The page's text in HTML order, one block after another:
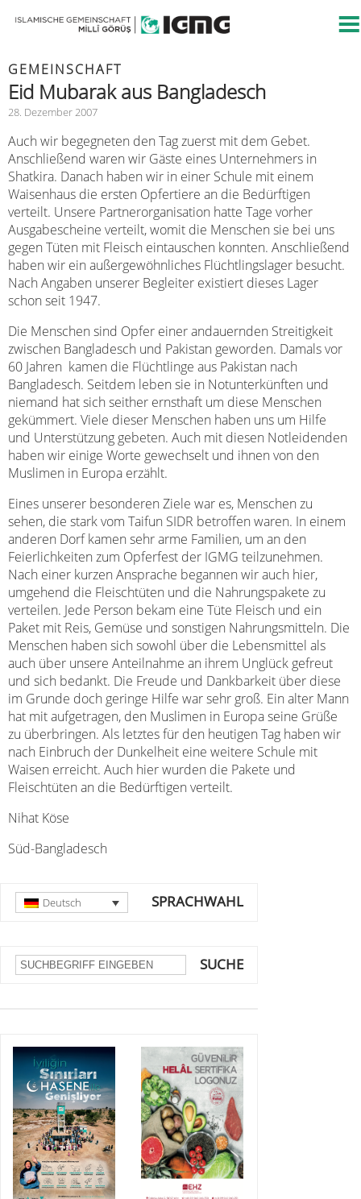
GEMEINSCHAFT
Eid Mubarak aus Bangladesch
28. Dezember 2007
Auch wir begegneten den Tag zuerst mit dem Gebet.
Anschließend waren wir Gäste eines Unternehmers in
Shatkira. Danach haben wir in einer Schule mit einem
Waisenhaus die ersten Opfertiere an die Bedürftigen
verteilt. Unsere Partnerorganisation hatte Tage vorher
Ausgabescheine verteilt, womit die Menschen sie bei uns
gegen Tüten mit Fleisch eintauschen konnten. Anschließend
haben wir ein außergewöhnliches Flüchtlingslager besucht.
Nach Angaben unserer Begleiter existiert dieses Lager
schon seit 1947.
Die Menschen sind Opfer einer andauernden Streitigkeit
zwischen Bangladesch und Pakistan geworden. Damals vor
60 Jahren kamen die Flüchtlinge aus Pakistan nach
Bangladesch. Seitdem leben sie in Notunterkünften und
niemand hat sich seither ernsthaft um diese Menschen
gekümmert. Viele dieser Menschen haben uns um Hilfe
und Unterstützung gebeten. Auch mit diesen Notleidenden
haben wir einige Worte gewechselt und ihnen von den
Muslimen in Europa erzählt.
Eines unserer besonderen Ziele war es, Menschen zu
sehen, die stark vom Taifun SIDR betroffen waren. In einem
anderen Dorf kamen sehr arme Familien, um an den
Feierlichkeiten zum Opferfest der IGMG teilzunehmen.
Nach einer kurzen Ansprache begannen wir auch hier,
umgehend die Fleischtüten und die Nahrungspakete zu
verteilen. Jede Person bekam eine Tüte Fleisch und ein
Paket mit Reis, Gemüse und sonstigen Nahrungsmitteln. Die
Menschen haben sich sowohl über die Lebensmittel als
auch über unsere Anteilnahme an ihrem Unglück gefreut
und sich bedankt. Die Freude und Dankbarkeit über diese
im Grunde doch geringe Hilfe war sehr groß. Ein alter Mann
hat mit aufgetragen, den Muslimen in Europa seine Grüße
zu überbringen. Als letztes für den heutigen Tag haben wir
nach Einbruch der Dunkelheit eine weitere Schule mit
Waisen erreicht. Auch hier wurden die Pakete und
Fleischtüten an die Bedürftigen verteilt.
Nihat Köse
Süd-Bangladesch
SPRACHWAHL
Deutsch
SUCHE